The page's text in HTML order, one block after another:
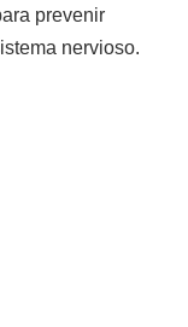
prevenir
nervioso.